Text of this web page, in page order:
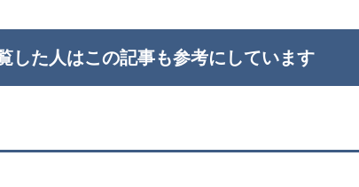
した人はこの記事も参考にしています